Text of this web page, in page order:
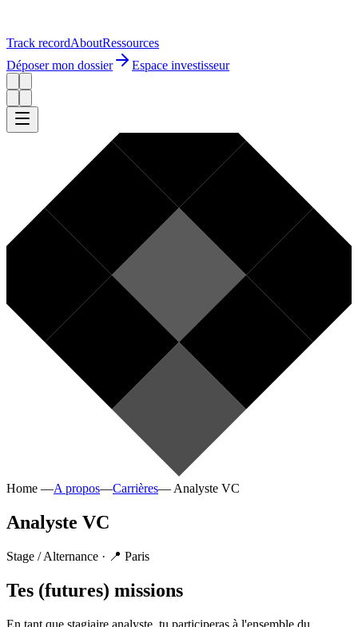
Track recordAboutRessources
Déposer mon dossier
Espace investisseur
Home —A propos—Carrières— Analyste VC
Analyste VC
Stage / Alternance · 📍 Paris
Tes (futures) missions
En tant que stagiaire analyste, tu participeras à l'ensemble du